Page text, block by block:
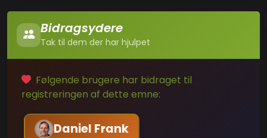
Bidragsydere
Tak til dem der har hjulpet
Følgende brugere har bidraget til
registreringen af dette emne:
Daniel Frank